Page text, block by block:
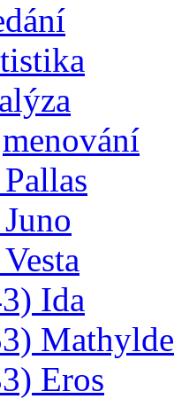
Ida
Mathylde
Eros